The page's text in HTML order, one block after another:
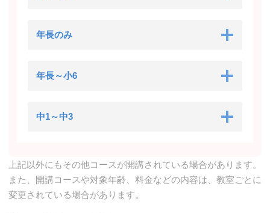
年長のみ
年長～小6
中1～中3
上記以外にもその他コースが開講されている場合があります。
また、開講コースや対象年齢、料金などの内容は、教室ごとに
変更されている場合があります。